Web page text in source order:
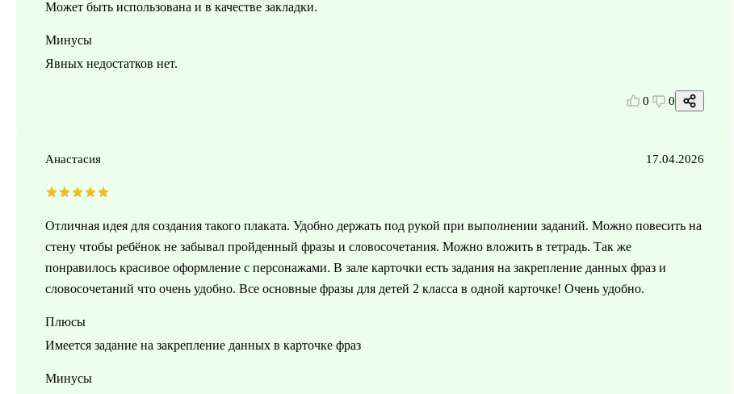
Может быть использована и в качестве закладки.
Минусы
Явных недостатков нет.
0 0
Анастасия 17.04.2026
Отличная идея для создания такого плаката. Удобно держать под рукой при выполнении заданий. Можно повесить на
стену чтобы ребёнок не забывал пройденный фразы и словосочетания. Можно вложить в тетрадь. Так же
понравилось красивое оформление с персонажами. В зале карточки есть задания на закрепление данных фраз и
словосочетаний что очень удобно. Все основные фразы для детей 2 класса в одной карточке! Очень удобно.
Плюсы
Имеется задание на закрепление данных в карточке фраз
Минусы